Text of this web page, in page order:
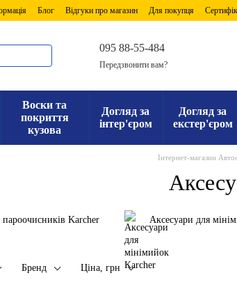
Блог Відгуки про магазин Для покупця
095 88-55-484
Передзвонити вам?
Воски та
покриття
кузова
Догляд за
інтер'єром
Догляд за
екстер'єром
Інтернет-магазин
Karcher Аксесуари для
Бренд Ціна, грн